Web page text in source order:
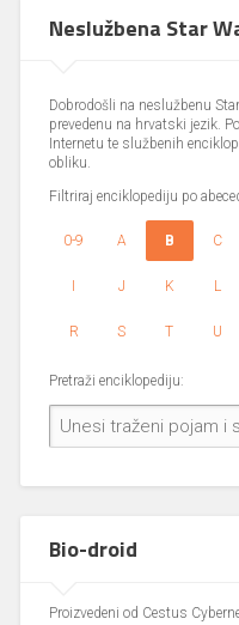
Neslužbena Star
Dobrodošli na neslužbenu
prevedenu na hrvatski jezik.
Internetu te službenih
obliku.
Filtriraj enciklopediju po
0-9 A B C
I J K L
R S T U
Pretraži enciklopediju:
Bio-droid
Proizvedeni od Cestus